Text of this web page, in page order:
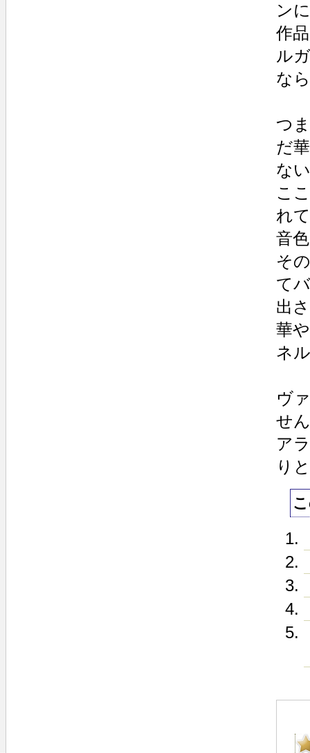
ン
作
ル
な
つ
だ
な
こ
れ
音
そ
て
出
華
ネ
ヴ
せ
ア
り